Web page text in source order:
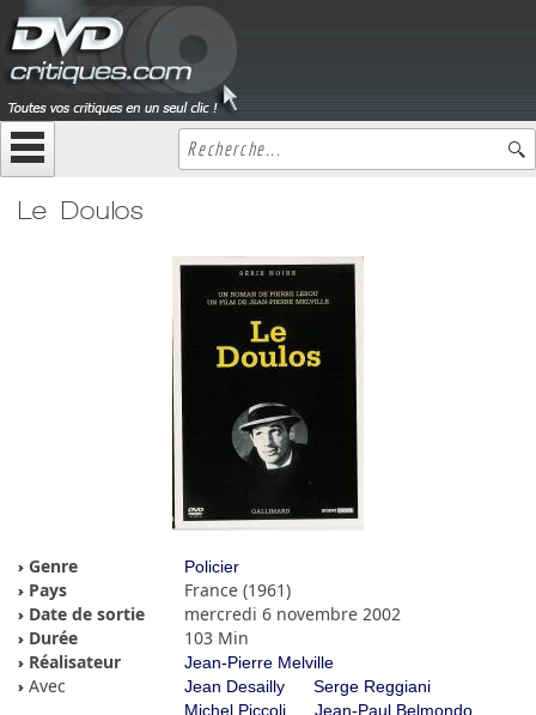
Le Doulos
Genre Policier
Pays
France (1961)
Date de sortie
mercredi 6 novembre 2002
Durée
103 Min
Réalisateur
Jean-Pierre Melville
Avec Jean Desailly
Serge Reggiani
Michel Piccoli
Jean-Paul Belmondo